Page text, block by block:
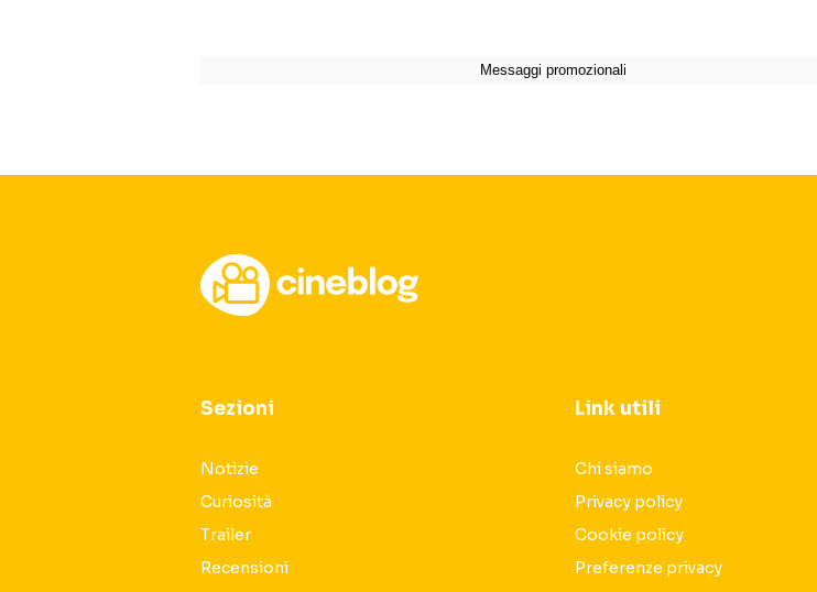
Sezioni
Notizie
Curiosità
Trailer
Recensioni
Link utili
Chi siamo
Privacy policy
Cookie policy
Preferenze privacy